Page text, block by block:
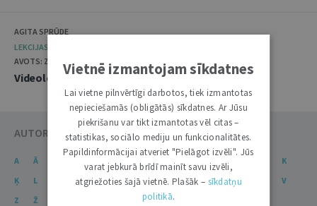
AGITA SPRŪDE
LEKCIJAS
AVOTS: ZAB "SORAINEN", 2020
Videolekcija: intelektuālā īpašuma pārkāpumi
AUTORU KATALOGS
A Ā C D Ģ H
K
Ķ
L M N Ņ O P S Š T
V
Z
Ž
Vietnē izmantojam sīkdatnes
Lai vietne pilnvērtīgi darbotos, tiek izmantotas
nepieciešamās (obligātās) sīkdatnes. Ar Jūsu
piekrišanu var tikt izmantotas vēl citas –
statistikas, sociālo mediju un funkcionalitātes.
Papildinformācijai atveriet "Pielāgot izvēli". Jūs
varat jebkurā brīdī mainīt savu izvēli,
atgriežoties šajā vietnē. Plašāk – sīkdatņu
politikā.